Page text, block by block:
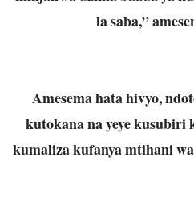
la saba,”
Amesema hata hivyo,
kutokana na yeye kusubiri
kumaliza kufanya mtihani